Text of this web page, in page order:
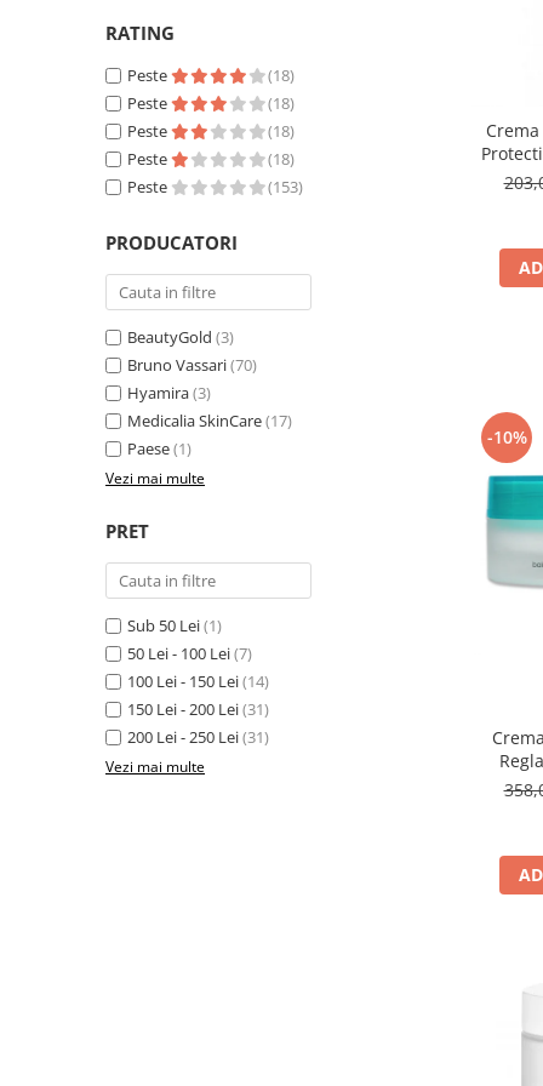
Pigmenti minerali
Primer gene
Creion de buze
SPRANCENE
Creioane sprancene
Gel pentru sprancene
Palete Contouring
Pensule Profesionale
Aur Cosmetic
PALETE PROFESIONALE
RATING
Peste
(18)
Peste
(18)
Peste
(18)
Peste
(18)
Peste
(153)
PRODUCATORI
BeautyGold (3)
Bruno Vassari(70)
Hyamira(3)
Medicalia SkinCare(17)
Paese(1)
Vezi mai multe
PRET
Sub 50 Lei(1)
50 Lei - 100 Lei(7)
100 Lei - 150 Lei(14)
150 Lei - 200 Lei(31)
200 Lei - 250 Lei(31)
Vezi mai multe
50ml -
-10%